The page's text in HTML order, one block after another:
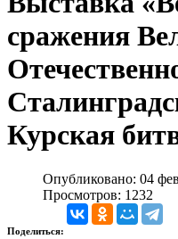
сражения
Курская
Опубликовано: 04
Просмотров: 1232
Поделиться: